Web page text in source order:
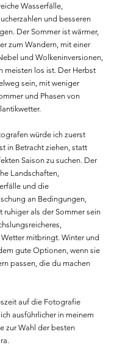
Wasserfälle,
und besseren
Der Sommer ist wärmer,
zum Wandern, mit einer
und Wolkeninversionen,
meisten los ist. Der Herbst
sein, mit weniger
und Phasen von
würde ich zuerst
in Betracht ziehen, statt
Saison zu suchen. Der
Landschaften,
und die
an Bedingungen,
ruhiger als der Sommer sein
mitbringt. Winter und
gute Optionen, wenn sie
passen, die du machen
auf die Fotografie
ausführlicher in meinem
zur Wahl der besten